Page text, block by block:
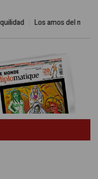
Los amos del mundo